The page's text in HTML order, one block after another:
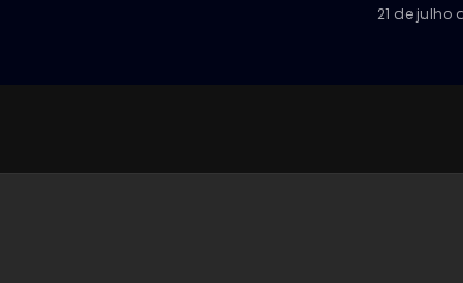
21 de julho